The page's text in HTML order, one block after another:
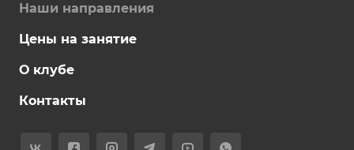
Наши направления
Цены на занятие
О клубе
Контакты